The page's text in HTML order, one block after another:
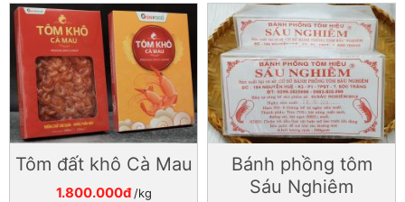
Tôm đất khô Cà Mau
1.800.000đ /kg
Bánh phồng tôm
Sáu Nghiêm